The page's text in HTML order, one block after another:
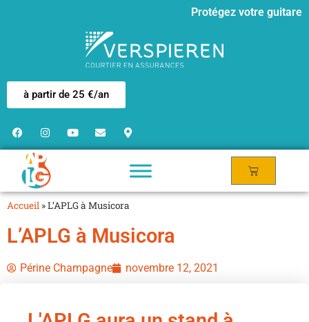
Protégez votre guitare
à partir de 25 €/an
Accueil »L’APLG à Musicora
L’APLG à Musicora
Périne Champagne novembre 12, 2021